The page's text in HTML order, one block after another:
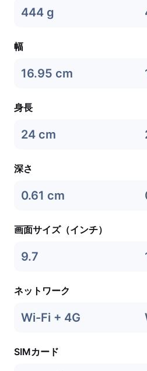
444 g
幅
16.95 cm
身長
24 cm
深さ
0.61 cm
画面サイズ（インチ）
9.7
ネットワーク
Wi-Fi + 4G
SIMカード